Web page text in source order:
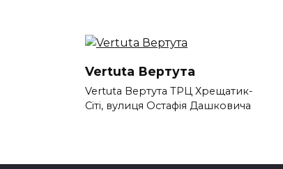
Vertuta Вертута
Vertuta Вертута ТРЦ Хрещатик-
Сіті, вулиця Остафія Дашковича